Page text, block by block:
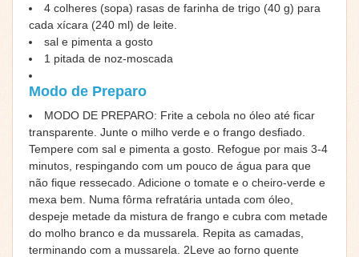
4 colheres (sopa) rasas de farinha de trigo (40 g) para
cada xícara (240 ml) de leite.
sal e pimenta a gosto
1 pitada de noz-moscada
Modo de Preparo
MODO DE PREPARO: Frite a cebola no óleo até ficar
transparente. Junte o milho verde e o frango desfiado.
Tempere com sal e pimenta a gosto. Refogue por mais 3-4
minutos, respingando com um pouco de água para que
não fique ressecado. Adicione o tomate e o cheiro-verde e
mexa bem. Numa fôrma refratária untada com óleo,
despeje metade da mistura de frango e cubra com metade
do molho branco e da mussarela. Repita as camadas,
terminando com a mussarela. 2Leve ao forno quente